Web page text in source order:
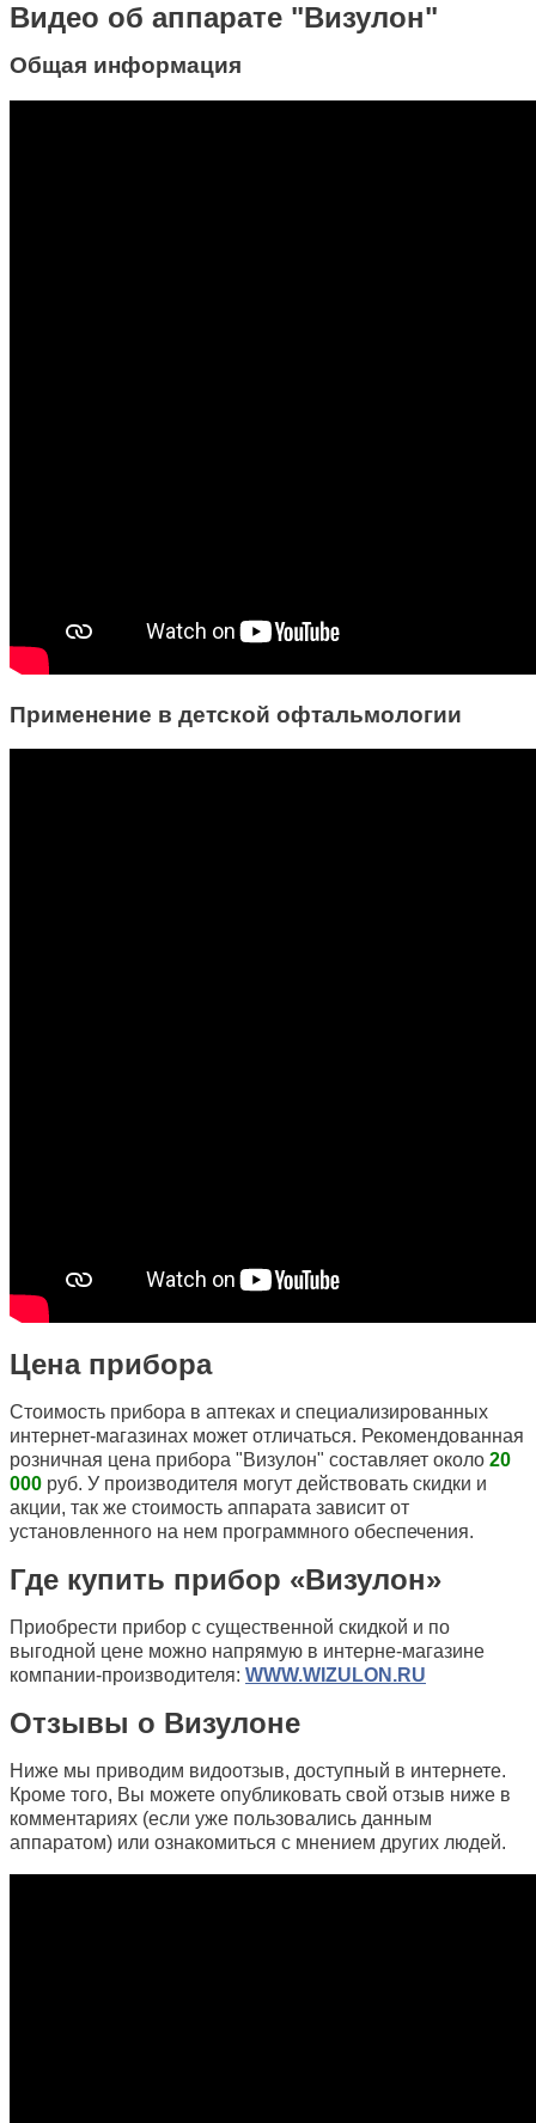
Видео об аппарате "Визулон"
Общая информация
Применение в детской офтальмологии
Цена прибора
Стоимость прибора в аптеках и специализированных
интернет-магазинах может отличаться. Рекомендованная
розничная цена прибора "Визулон" составляет около 20
000 руб. У производителя могут действовать скидки и
акции, так же стоимость аппарата зависит от
установленного на нем программного обеспечения.
Где купить прибор «Визулон»
Приобрести прибор с существенной скидкой и по
выгодной цене можно напрямую в интерне-магазине
компании-производителя: WWW.WIZULON.RU
Отзывы о Визулоне
Ниже мы приводим видоотзыв, доступный в интернете.
Кроме того, Вы можете опубликовать свой отзыв ниже в
комментариях (если уже пользовались данным
аппаратом) или ознакомиться с мнением других людей.